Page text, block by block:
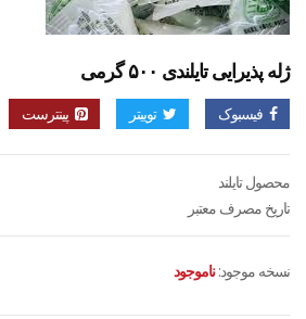
ژله پذیرایی تایلندی ۵۰۰ گرمی
فیسبوک توییتر پینترست
محصول تایلند
تاریخ مصرف معتبر
نسخه موجود: ناموجود